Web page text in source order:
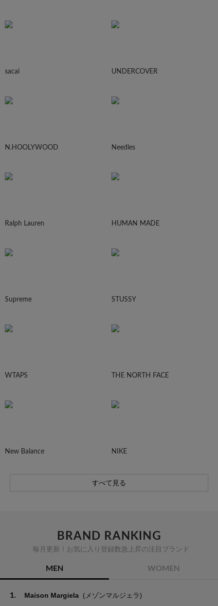
sacai UNDERCOVER
N.HOOLYWOOD Needles
Ralph Lauren HUMAN MADE
Supreme STUSSY
WTAPS THE NORTH FACE
New Balance NIKE
すべて見る
BRAND RANKING
毎月更新！お気に入り登録数急上昇の注目ブランド
MEN WOMEN
1. Maison Margiela (メゾンマルジェラ)